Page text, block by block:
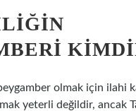
olmak için ilahi
yeterli değildir, ancak